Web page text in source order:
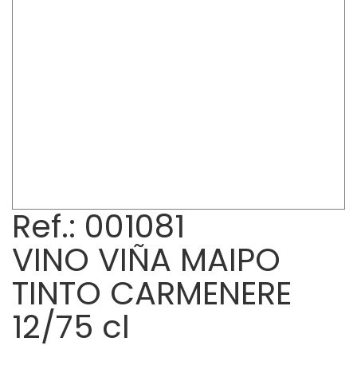
Ref.: 001081
VINO VIÑA MAIPO
TINTO CARMENERE
12/75 cl